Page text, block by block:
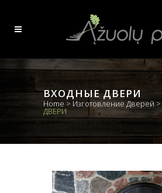
ВХОДНЫЕ ДВЕРИ
Home > Изготовление Дверей >
ДВЕРИ